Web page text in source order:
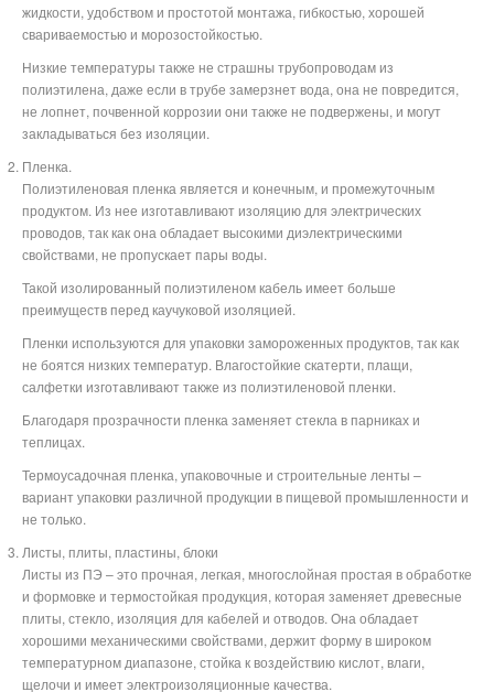
жидкости, удобством и простотой монтажа, гибкостью, хорошей
свариваемостью и морозостойкостью.
Низкие температуры также не страшны трубопроводам из
полиэтилена, даже если в трубе замерзнет вода, она не повредится,
не лопнет, почвенной коррозии они также не подвержены, и могут
закладываться без изоляции.
Пленка.
Полиэтиленовая пленка является и конечным, и промежуточным
продуктом. Из нее изготавливают изоляцию для электрических
проводов, так как она обладает высокими диэлектрическими
свойствами, не пропускает пары воды.
Такой изолированный полиэтиленом кабель имеет больше
преимуществ перед каучуковой изоляцией.
Пленки используются для упаковки замороженных продуктов, так как
не боятся низких температур. Влагостойкие скатерти, плащи,
салфетки изготавливают также из полиэтиленовой пленки.
Благодаря прозрачности пленка заменяет стекла в парниках и
теплицах.
Термоусадочная пленка, упаковочные и строительные ленты –
вариант упаковки различной продукции в пищевой промышленности и
не только.
Листы, плиты, пластины, блоки
Листы из ПЭ – это прочная, легкая, многослойная простая в обработке
и формовке и термостойкая продукция, которая заменяет древесные
плиты, стекло, изоляция для кабелей и отводов. Она обладает
хорошими механическими свойствами, держит форму в широком
температурном диапазоне, стойка к воздействию кислот, влаги,
щелочи и имеет электроизоляционные качества.